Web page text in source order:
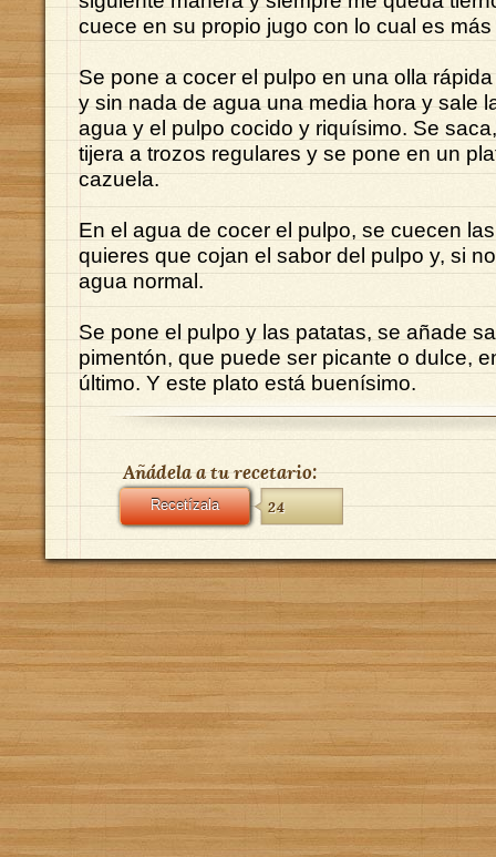
cuece en su propio jugo con lo cual es
Se pone a cocer el pulpo en una olla
y sin nada de agua una media hora y sale
agua y el pulpo cocido y riquísimo. Se
tijera a trozos regulares y se pone en un
cazuela.
En el agua de cocer el pulpo, se cuecen
quieres que cojan el sabor del pulpo y, si
agua normal.
Se pone el pulpo y las patatas, se añade
pimentón, que puede ser picante o dulce,
último. Y este plato está buenísimo.
Añádela a tu recetario:
Recetízala 24